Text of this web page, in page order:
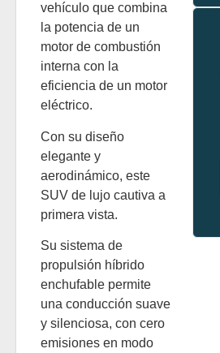
vehículo que combina
la potencia de un
motor de combustión
interna con la
eficiencia de un motor
eléctrico.
Con su diseño
elegante y
aerodinámico, este
SUV de lujo cautiva a
primera vista.
Su sistema de
propulsión híbrido
enchufable permite
una conducción suave
y silenciosa, con cero
emisiones en modo